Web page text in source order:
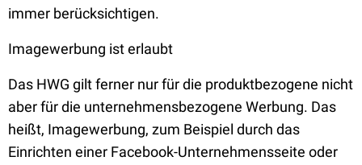
immer berücksichtigen.
Imagewerbung ist erlaubt
Das HWG gilt ferner nur für die produktbezogene nicht
aber für die unternehmensbezogene Werbung. Das
heißt, Imagewerbung, zum Beispiel durch das
Einrichten einer Facebook-Unternehmensseite oder